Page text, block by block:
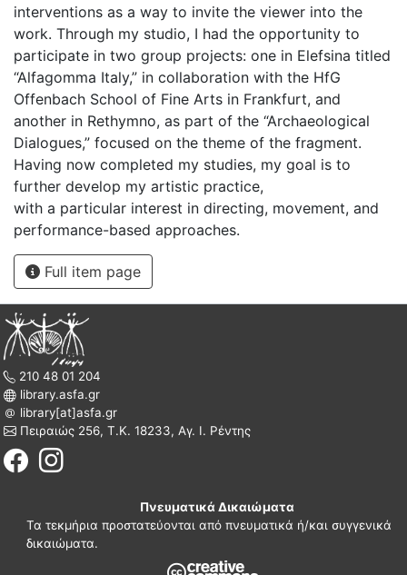
interventions as a way to invite the viewer into the
work. Through my studio, I had the opportunity to
participate in two group projects: one in Elefsina titled
“Alfagomma Italy,” in collaboration with the HfG
Offenbach School of Fine Arts in Frankfurt, and
another in Rethymno, as part of the “Archaeological
Dialogues,” focused on the theme of the fragment.
Having now completed my studies, my goal is to
further develop my artistic practice,
with a particular interest in directing, movement, and
performance-based approaches.
Full item page
210 48 01 204
library.asfa.gr
library[at]asfa.gr
Πειραιώς 256, Τ.Κ. 18233, Αγ. Ι. Ρέντης
Πνευματικά Δικαιώματα
Τα τεκμήρια προστατεύονται από πνευματικά ή/και συγγενικά
δικαιώματα.